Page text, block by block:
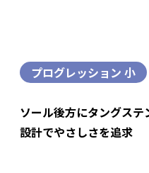
プログレッション 小
ソール後方にタングス
設計でやさしさを追求